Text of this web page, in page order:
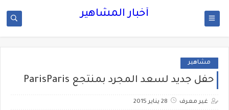
أخبار المشاهير
مشاهير
حفل جديد لسعد المجرد بمنتجع ParisParis
غير معرف 28 يناير 2015